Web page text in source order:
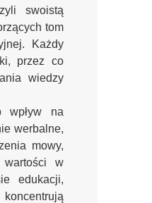
swoistą
tom
Każdy
przez co
wiedzy
wpływ na
werbalne,
mowy,
wartości w
edukacji,